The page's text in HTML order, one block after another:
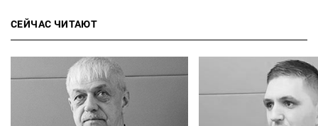
СЕЙЧАС ЧИТАЮТ